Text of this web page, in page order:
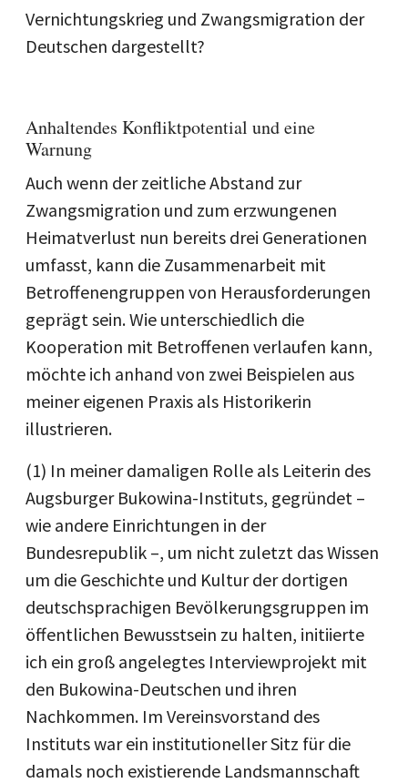
Vernichtungskrieg und Zwangsmigration der
Deutschen dargestellt?
Anhaltendes Konfliktpotential und eine
Warnung
Auch wenn der zeitliche Abstand zur
Zwangsmigration und zum erzwungenen
Heimatverlust nun bereits drei Generationen
umfasst, kann die Zusammenarbeit mit
Betroffenengruppen von Herausforderungen
geprägt sein. Wie unterschiedlich die
Kooperation mit Betroffenen verlaufen kann,
möchte ich anhand von zwei Beispielen aus
meiner eigenen Praxis als Historikerin
illustrieren.
(1) In meiner damaligen Rolle als Leiterin des
Augsburger Bukowina-Instituts, gegründet –
wie andere Einrichtungen in der
Bundesrepublik –, um nicht zuletzt das Wissen
um die Geschichte und Kultur der dortigen
deutschsprachigen Bevölkerungsgruppen im
öffentlichen Bewusstsein zu halten, initiierte
ich ein groß angelegtes Interviewprojekt mit
den Bukowina-Deutschen und ihren
Nachkommen. Im Vereinsvorstand des
Instituts war ein institutioneller Sitz für die
damals noch existierende Landsmannschaft